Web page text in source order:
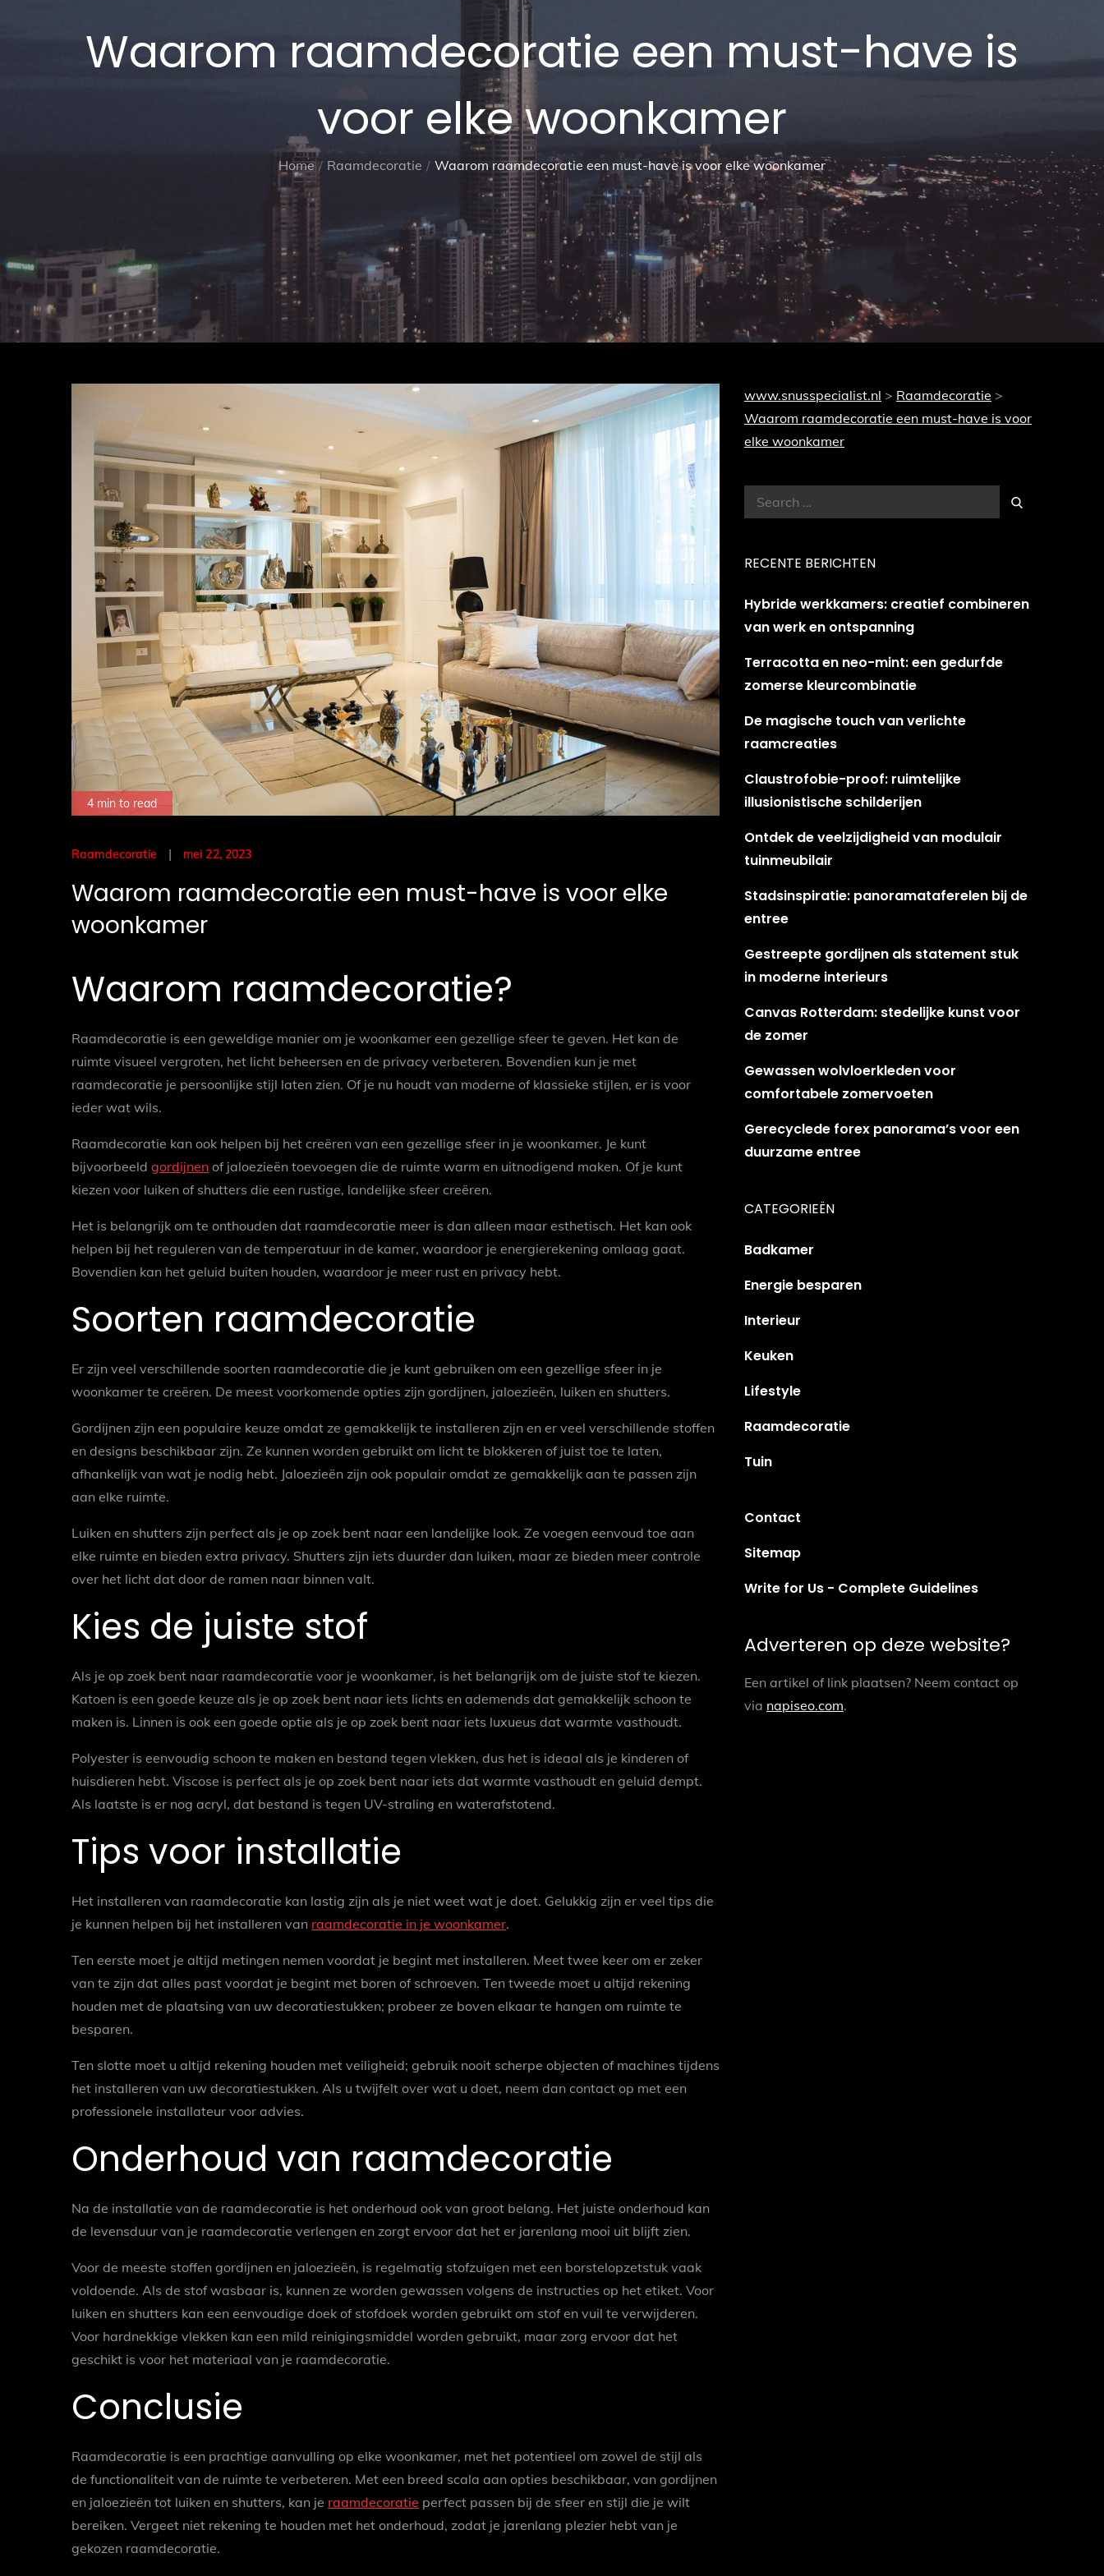
Waarom raamdecoratie een must-have is
voor elke woonkamer
Home Raamdecoratie Waarom raamdecoratie een must-have is voor elke woonkamer
4 min to read
Raamdecoratie
Posted
mei 22, 2023
Waarom raamdecoratie een must-have is voor elke
woonkamer
Waarom raamdecoratie?
Raamdecoratie is een geweldige manier om je woonkamer een gezellige sfeer te geven. Het kan de
ruimte visueel vergroten, het licht beheersen en de privacy verbeteren. Bovendien kun je met
raamdecoratie je persoonlijke stijl laten zien. Of je nu houdt van moderne of klassieke stijlen, er is voor
ieder wat wils.
Raamdecoratie kan ook helpen bij het creëren van een gezellige sfeer in je woonkamer. Je kunt
bijvoorbeeld gordijnen of jaloezieën toevoegen die de ruimte warm en uitnodigend maken. Of je kunt
kiezen voor luiken of shutters die een rustige, landelijke sfeer creëren.
Het is belangrijk om te onthouden dat raamdecoratie meer is dan alleen maar esthetisch. Het kan ook
helpen bij het reguleren van de temperatuur in de kamer, waardoor je energierekening omlaag gaat.
Bovendien kan het geluid buiten houden, waardoor je meer rust en privacy hebt.
Soorten raamdecoratie
Er zijn veel verschillende soorten raamdecoratie die je kunt gebruiken om een gezellige sfeer in je
woonkamer te creëren. De meest voorkomende opties zijn gordijnen, jaloezieën, luiken en shutters.
Gordijnen zijn een populaire keuze omdat ze gemakkelijk te installeren zijn en er veel verschillende stoffen
en designs beschikbaar zijn. Ze kunnen worden gebruikt om licht te blokkeren of juist toe te laten,
afhankelijk van wat je nodig hebt. Jaloezieën zijn ook populair omdat ze gemakkelijk aan te passen zijn
aan elke ruimte.
Luiken en shutters zijn perfect als je op zoek bent naar een landelijke look. Ze voegen eenvoud toe aan
elke ruimte en bieden extra privacy. Shutters zijn iets duurder dan luiken, maar ze bieden meer controle
over het licht dat door de ramen naar binnen valt.
Kies de juiste stof
Als je op zoek bent naar raamdecoratie voor je woonkamer, is het belangrijk om de juiste stof te kiezen.
Katoen is een goede keuze als je op zoek bent naar iets lichts en ademends dat gemakkelijk schoon te
maken is. Linnen is ook een goede optie als je op zoek bent naar iets luxueus dat warmte vasthoudt.
Polyester is eenvoudig schoon te maken en bestand tegen vlekken, dus het is ideaal als je kinderen of
huisdieren hebt. Viscose is perfect als je op zoek bent naar iets dat warmte vasthoudt en geluid dempt.
Als laatste is er nog acryl, dat bestand is tegen UV-straling en waterafstotend.
Tips voor installatie
Het installeren van raamdecoratie kan lastig zijn als je niet weet wat je doet. Gelukkig zijn er veel tips die
je kunnen helpen bij het installeren van raamdecoratie in je woonkamer.
Ten eerste moet je altijd metingen nemen voordat je begint met installeren. Meet twee keer om er zeker
van te zijn dat alles past voordat je begint met boren of schroeven. Ten tweede moet u altijd rekening
houden met de plaatsing van uw decoratiestukken; probeer ze boven elkaar te hangen om ruimte te
besparen.
Ten slotte moet u altijd rekening houden met veiligheid; gebruik nooit scherpe objecten of machines tijdens
het installeren van uw decoratiestukken. Als u twijfelt over wat u doet, neem dan contact op met een
professionele installateur voor advies.
Onderhoud van raamdecoratie
Na de installatie van de raamdecoratie is het onderhoud ook van groot belang. Het juiste onderhoud kan
de levensduur van je raamdecoratie verlengen en zorgt ervoor dat het er jarenlang mooi uit blijft zien.
Voor de meeste stoffen gordijnen en jaloezieën, is regelmatig stofzuigen met een borstelopzetstuk vaak
voldoende. Als de stof wasbaar is, kunnen ze worden gewassen volgens de instructies op het etiket. Voor
luiken en shutters kan een eenvoudige doek of stofdoek worden gebruikt om stof en vuil te verwijderen.
Voor hardnekkige vlekken kan een mild reinigingsmiddel worden gebruikt, maar zorg ervoor dat het
geschikt is voor het materiaal van je raamdecoratie.
Conclusie
Raamdecoratie is een prachtige aanvulling op elke woonkamer, met het potentieel om zowel de stijl als
de functionaliteit van de ruimte te verbeteren. Met een breed scala aan opties beschikbaar, van gordijnen
en jaloezieën tot luiken en shutters, kan je raamdecoratie perfect passen bij de sfeer en stijl die je wilt
bereiken. Vergeet niet rekening te houden met het onderhoud, zodat je jarenlang plezier hebt van je
gekozen raamdecoratie.
www.snusspecialist.nl > Raamdecoratie >
Waarom raamdecoratie een must-have is voor
elke woonkamer
Search
for:
Search
RECENTE BERICHTEN
Hybride werkkamers: creatief combineren
van werk en ontspanning
Terracotta en neo-mint: een gedurfde
zomerse kleurcombinatie
De magische touch van verlichte
raamcreaties
Claustrofobie-proof: ruimtelijke
illusionistische schilderijen
Ontdek de veelzijdigheid van modulair
tuinmeubilair
Stadsinspiratie: panoramataferelen bij de
entree
Gestreepte gordijnen als statement stuk
in moderne interieurs
Canvas Rotterdam: stedelijke kunst voor
de zomer
Gewassen wolvloerkleden voor
comfortabele zomervoeten
Gerecyclede forex panorama’s voor een
duurzame entree
CATEGORIEËN
Badkamer
Energie besparen
Interieur
Keuken
Lifestyle
Raamdecoratie
Tuin
Contact
Sitemap
Write for Us - Complete Guidelines
Adverteren op deze website?
Een artikel of link plaatsen? Neem contact op
via napiseo.com.